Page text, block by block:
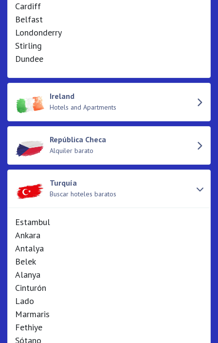
Cardiff
Belfast
Londonderry
Stirling
Dundee
Ireland
Hotels and Apartments
República Checa
Alquiler barato
Turquía
Buscar hoteles baratos
Estambul
Ankara
Antalya
Belek
Alanya
Cinturón
Lado
Marmaris
Fethiye
Sótano